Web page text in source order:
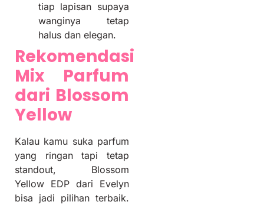
tiap lapisan supaya
wanginya tetap
halus dan elegan.
Rekomendasi
Mix Parfum
dari Blossom
Yellow
Kalau kamu suka parfum
yang ringan tapi tetap
standout, Blossom
Yellow EDP dari Evelyn
bisa jadi pilihan terbaik.